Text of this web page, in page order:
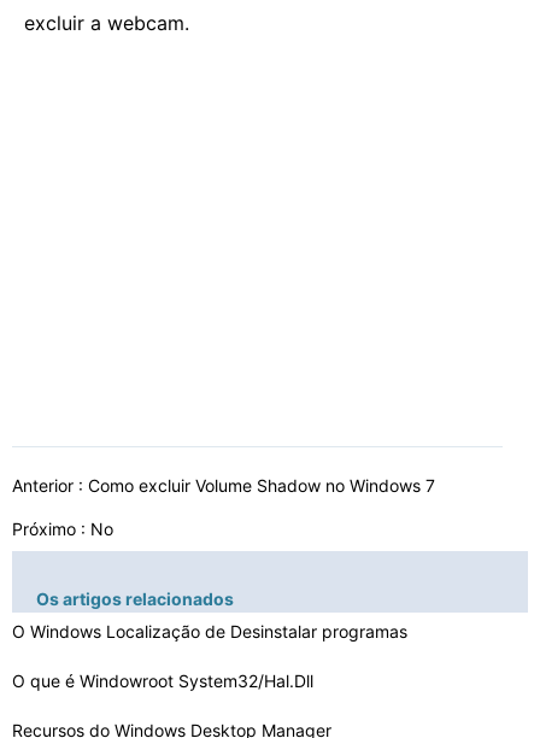
excluir a webcam.
Anterior : Como excluir Volume Shadow no Windows 7
Próximo : No
Os artigos relacionados
O Windows Localização de Desinstalar programas
O que é Windowroot System32/Hal.Dll
Recursos do Windows Desktop Manager